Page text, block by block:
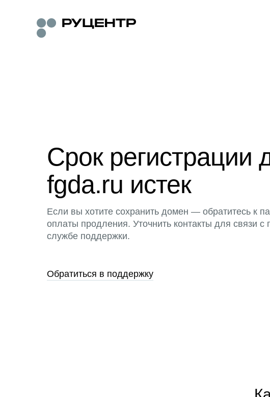
Срок регистрации
fgda.ru истек
Если вы хотите сохранить домен — обратитесь к
оплаты продления. Уточнить контакты для связи
службе поддержки.
Обратиться в поддержку